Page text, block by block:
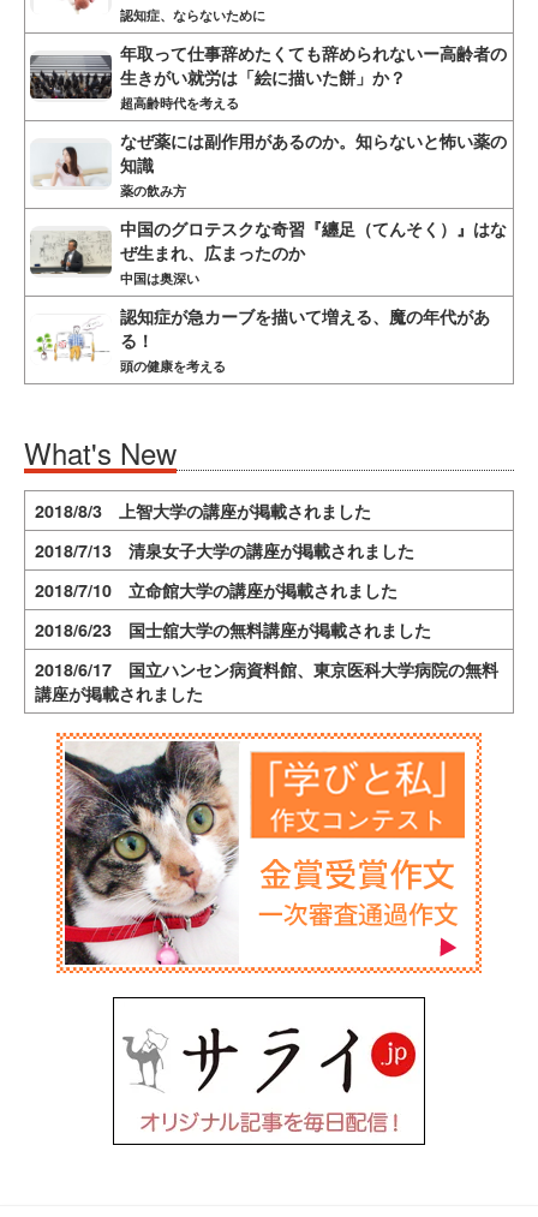
認知症、ならないために
年取って仕事辞めたくても辞められないー高齢者の
生きがい就労は「絵に描いた餅」か？
超高齢時代を考える
なぜ薬には副作用があるのか。知らないと怖い薬の
知識
薬の飲み方
中国のグロテスクな奇習『纏足（てんそく）』はな
ぜ生まれ、広まったのか
中国は奥深い
認知症が急カーブを描いて増える、魔の年代があ
る！
頭の健康を考える
What's New
2018/8/3 上智大学の講座が掲載されました
2018/7/13 清泉女子大学の講座が掲載されました
2018/7/10 立命館大学の講座が掲載されました
2018/6/23 国士舘大学の無料講座が掲載されました
2018/6/17 国立ハンセン病資料館、東京医科大学病院の無料
講座が掲載されました